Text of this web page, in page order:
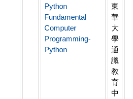
Python
Fundamental
Computer
Programming-
Python
東
華
大
學
通
識
教
育
中